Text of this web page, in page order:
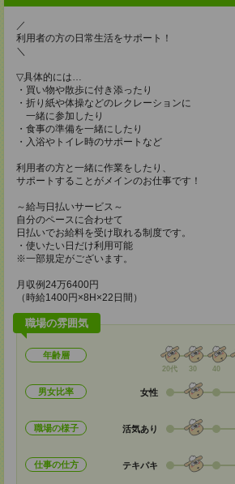
／
利用者の方の日常生活をサポート！
＼
▽具体的には…
・買い物や散歩に付き添ったり
・折り紙や体操などのレクレーションに
一緒に参加したり
・食事の準備を一緒にしたり
・入浴やトイレ時のサポートなど
利用者の方と一緒に作業をしたり、
サポートすることがメインのお仕事です！
～給与日払いサービス～
自分のペースに合わせて
日払いでお給料を受け取れる制度です。
・使いたい日だけ利用可能
※一部規定がございます。
月収例24万6400円
（時給1400円×8H×22日間）
職場の雰囲気
年齢層
20代 30 40
男女比率 女性
職場の様子 活気あり
仕事の仕方 テキパキ